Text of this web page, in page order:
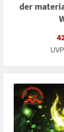
der
UVP